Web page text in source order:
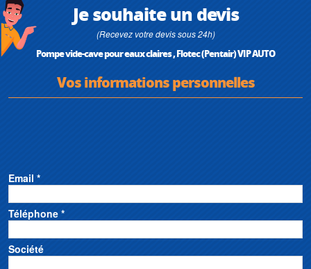
Je souhaite un devis
(Recevez votre devis sous 24h)
Pompe vide-cave pour eaux claires , Flotec (Pentair) VIP AUTO
Vos informations personnelles
Email *
Téléphone *
Société